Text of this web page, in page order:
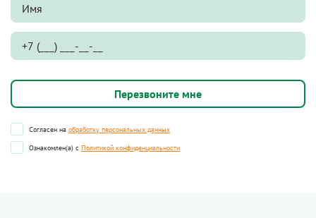
Согласен на обработку персональных данных
Ознакомлен(а) с Политикой конфиденциальности